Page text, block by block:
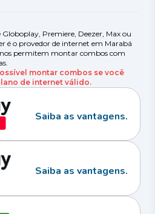
Globoplay, Premiere, Deezer, Max ou
é o provedor de internet em Marabá
permitem montar combos com
montar combos se você
de internet válido.
Saiba as vantagens.
Saiba as vantagens.